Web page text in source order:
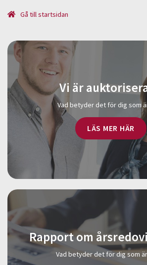
Gå till startsidan
Vi är
Vad betyder det för dig som
LÄS MER HÄR
Rapport om
Vad betyder det för dig som